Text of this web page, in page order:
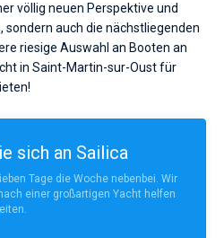
völlig neuen Perspektive und
sondern auch die nächstliegenden
riesige Auswahl an Booten an
in Saint-Martin-sur-Oust für
sich an Sailica
Tage die Woche nebenbei. Wir
einer großartigen Yacht helfen